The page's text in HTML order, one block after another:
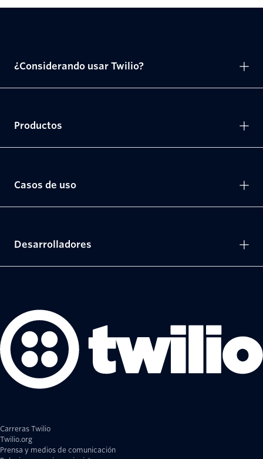
Carreras Twilio
Twilio.org
Prensa y medios de comunicación
¿Considerando usar Twilio?
Productos
Casos de uso
Desarrolladores